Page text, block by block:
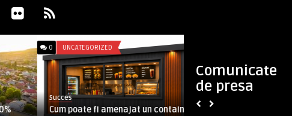
Comunicate
de presa
0 UNCATEGORIZED
Succes
Cum poate fi amenajat un container